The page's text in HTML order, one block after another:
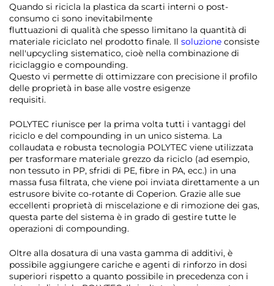
Quando si ricicla la plastica da scarti interni o post-
consumo ci sono inevitabilmente
fluttuazioni di qualità che spesso limitano la quantità di
materiale riciclato nel prodotto finale. Il soluzione consiste
nell'upcycling sistematico, cioè nella combinazione di
riciclaggio e compounding.
Questo vi permette di ottimizzare con precisione il profilo
delle proprietà in base alle vostre esigenze
requisiti.
POLYTEC riunisce per la prima volta tutti i vantaggi del
riciclo e del compounding in un unico sistema. La
collaudata e robusta tecnologia POLYTEC viene utilizzata
per trasformare materiale grezzo da riciclo (ad esempio,
non tessuto in PP, sfridi di PE, fibre in PA, ecc.) in una
massa fusa filtrata, che viene poi inviata direttamente a un
estrusore bivite co-rotante di Coperion. Grazie alle sue
eccellenti proprietà di miscelazione e di rimozione dei gas,
questa parte del sistema è in grado di gestire tutte le
operazioni di compounding.
Oltre alla dosatura di una vasta gamma di additivi, è
possibile aggiungere cariche e agenti di rinforzo in dosi
superiori rispetto a quanto possibile in precedenza con i